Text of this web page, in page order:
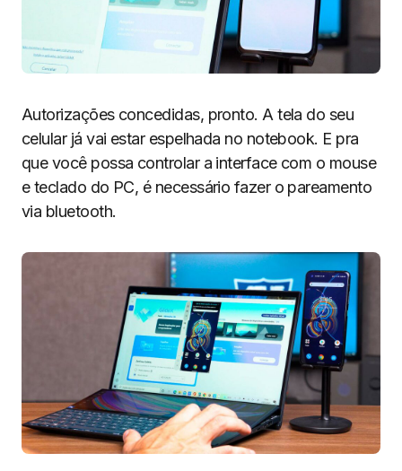
Autorizações concedidas, pronto. A tela do seu
celular já vai estar espelhada no notebook. E pra
que você possa controlar a interface com o mouse
e teclado do PC, é necessário fazer o pareamento
via bluetooth.